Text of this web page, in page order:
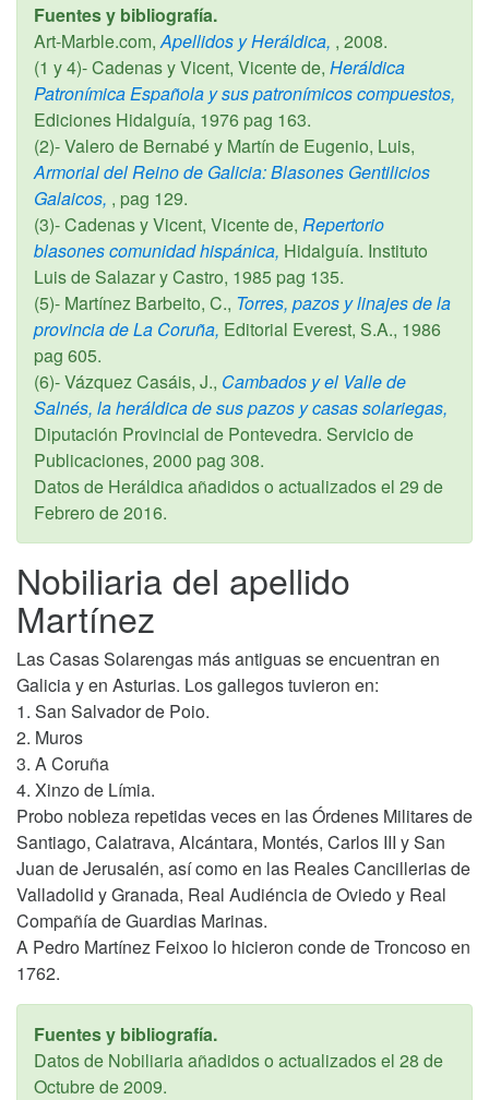
Fuentes y bibliografía.
Art-Marble.com, Apellidos y Heráldica, , 2008.
(1 y 4)- Cadenas y Vicent, Vicente de, Heráldica
Patronímica Española y sus patronímicos compuestos,
Ediciones Hidalguía, 1976 pag 163.
(2)- Valero de Bernabé y Martín de Eugenio, Luis,
Armorial del Reino de Galicia: Blasones Gentilicios
Galaicos, , pag 129.
(3)- Cadenas y Vicent, Vicente de, Repertorio
blasones comunidad hispánica, Hidalguía. Instituto
Luis de Salazar y Castro, 1985 pag 135.
(5)- Martínez Barbeito, C., Torres, pazos y linajes de la
provincia de La Coruña, Editorial Everest, S.A., 1986
pag 605.
(6)- Vázquez Casáis, J., Cambados y el Valle de
Salnés, la heráldica de sus pazos y casas solariegas,
Diputación Provincial de Pontevedra. Servicio de
Publicaciones, 2000 pag 308.
Datos de Heráldica añadidos o actualizados el 29 de
Febrero de 2016.
Nobiliaria del apellido
Martínez
Las Casas Solarengas más antiguas se encuentran en
Galicia y en Asturias. Los gallegos tuvieron en:
1. San Salvador de Poio.
2. Muros
3. A Coruña
4. Xinzo de Límia.
Probo nobleza repetidas veces en las Órdenes Militares de
Santiago, Calatrava, Alcántara, Montés, Carlos III y San
Juan de Jerusalén, así como en las Reales Cancillerias de
Valladolid y Granada, Real Audiéncia de Oviedo y Real
Compañía de Guardias Marinas.
A Pedro Martínez Feixoo lo hicieron conde de Troncoso en
1762.
Fuentes y bibliografía.
Datos de Nobiliaria añadidos o actualizados el 28 de
Octubre de 2009.